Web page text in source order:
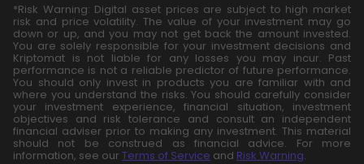
*Risk Warning: Digital asset prices are subject to high market
risk and price volatility. The value of your investment may go
down or up, and you may not get back the amount invested.
You are solely responsible for your investment decisions and
Kriptomat is not liable for any losses you may incur. Past
performance is not a reliable predictor of future performance.
You should only invest in products you are familiar with and
where you understand the risks. You should carefully consider
your investment experience, financial situation, investment
objectives and risk tolerance and consult an independent
financial adviser prior to making any investment. This material
should not be construed as financial advice. For more
information, see our Terms of Service and Risk Warning.